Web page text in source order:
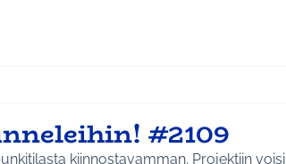
liikenne
#2109
kiinnostavamman. Projektiin voisi